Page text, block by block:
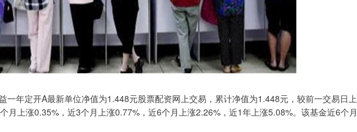
一年定开A最新单位净值为1.448元股票配资网上交易，累计净值为1.448元，较前一交易日上
月上涨0.35%，近3个月上涨0.77%，近6个月上涨2.26%，近1年上涨5.08%。该基金近6个月